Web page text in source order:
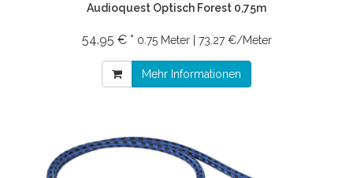
Audioquest Optisch Forest 0,75m
54.95 € * 0.75 Meter | 73.27 €/Meter
Mehr Informationen